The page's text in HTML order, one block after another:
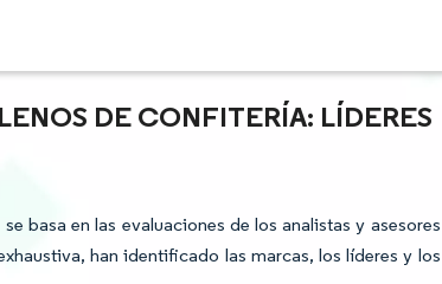
DE CONFITERÍA: LÍDERES
basa en las evaluaciones de los analistas y asesores
han identificado las marcas, los líderes y los